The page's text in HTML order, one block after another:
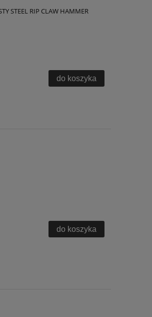
STEEL RIP CLAW HAMMER
do koszyka
do koszyka